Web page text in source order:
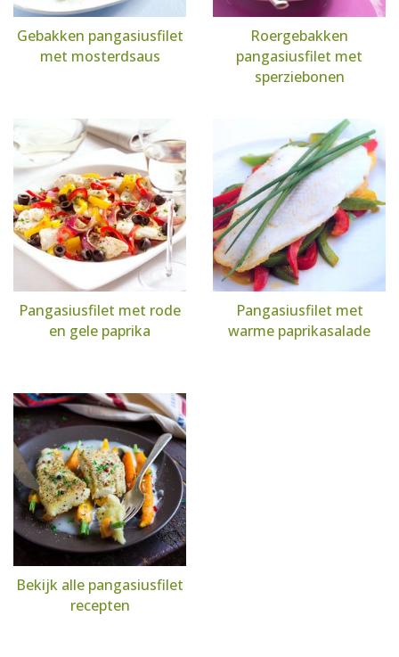
Gebakken pangasiusfilet
met mosterdsaus
Roergebakken
pangasiusfilet met
sperziebonen
Pangasiusfilet met rode
en gele paprika
Pangasiusfilet met
warme paprikasalade
Bekijk alle pangasiusfilet
recepten